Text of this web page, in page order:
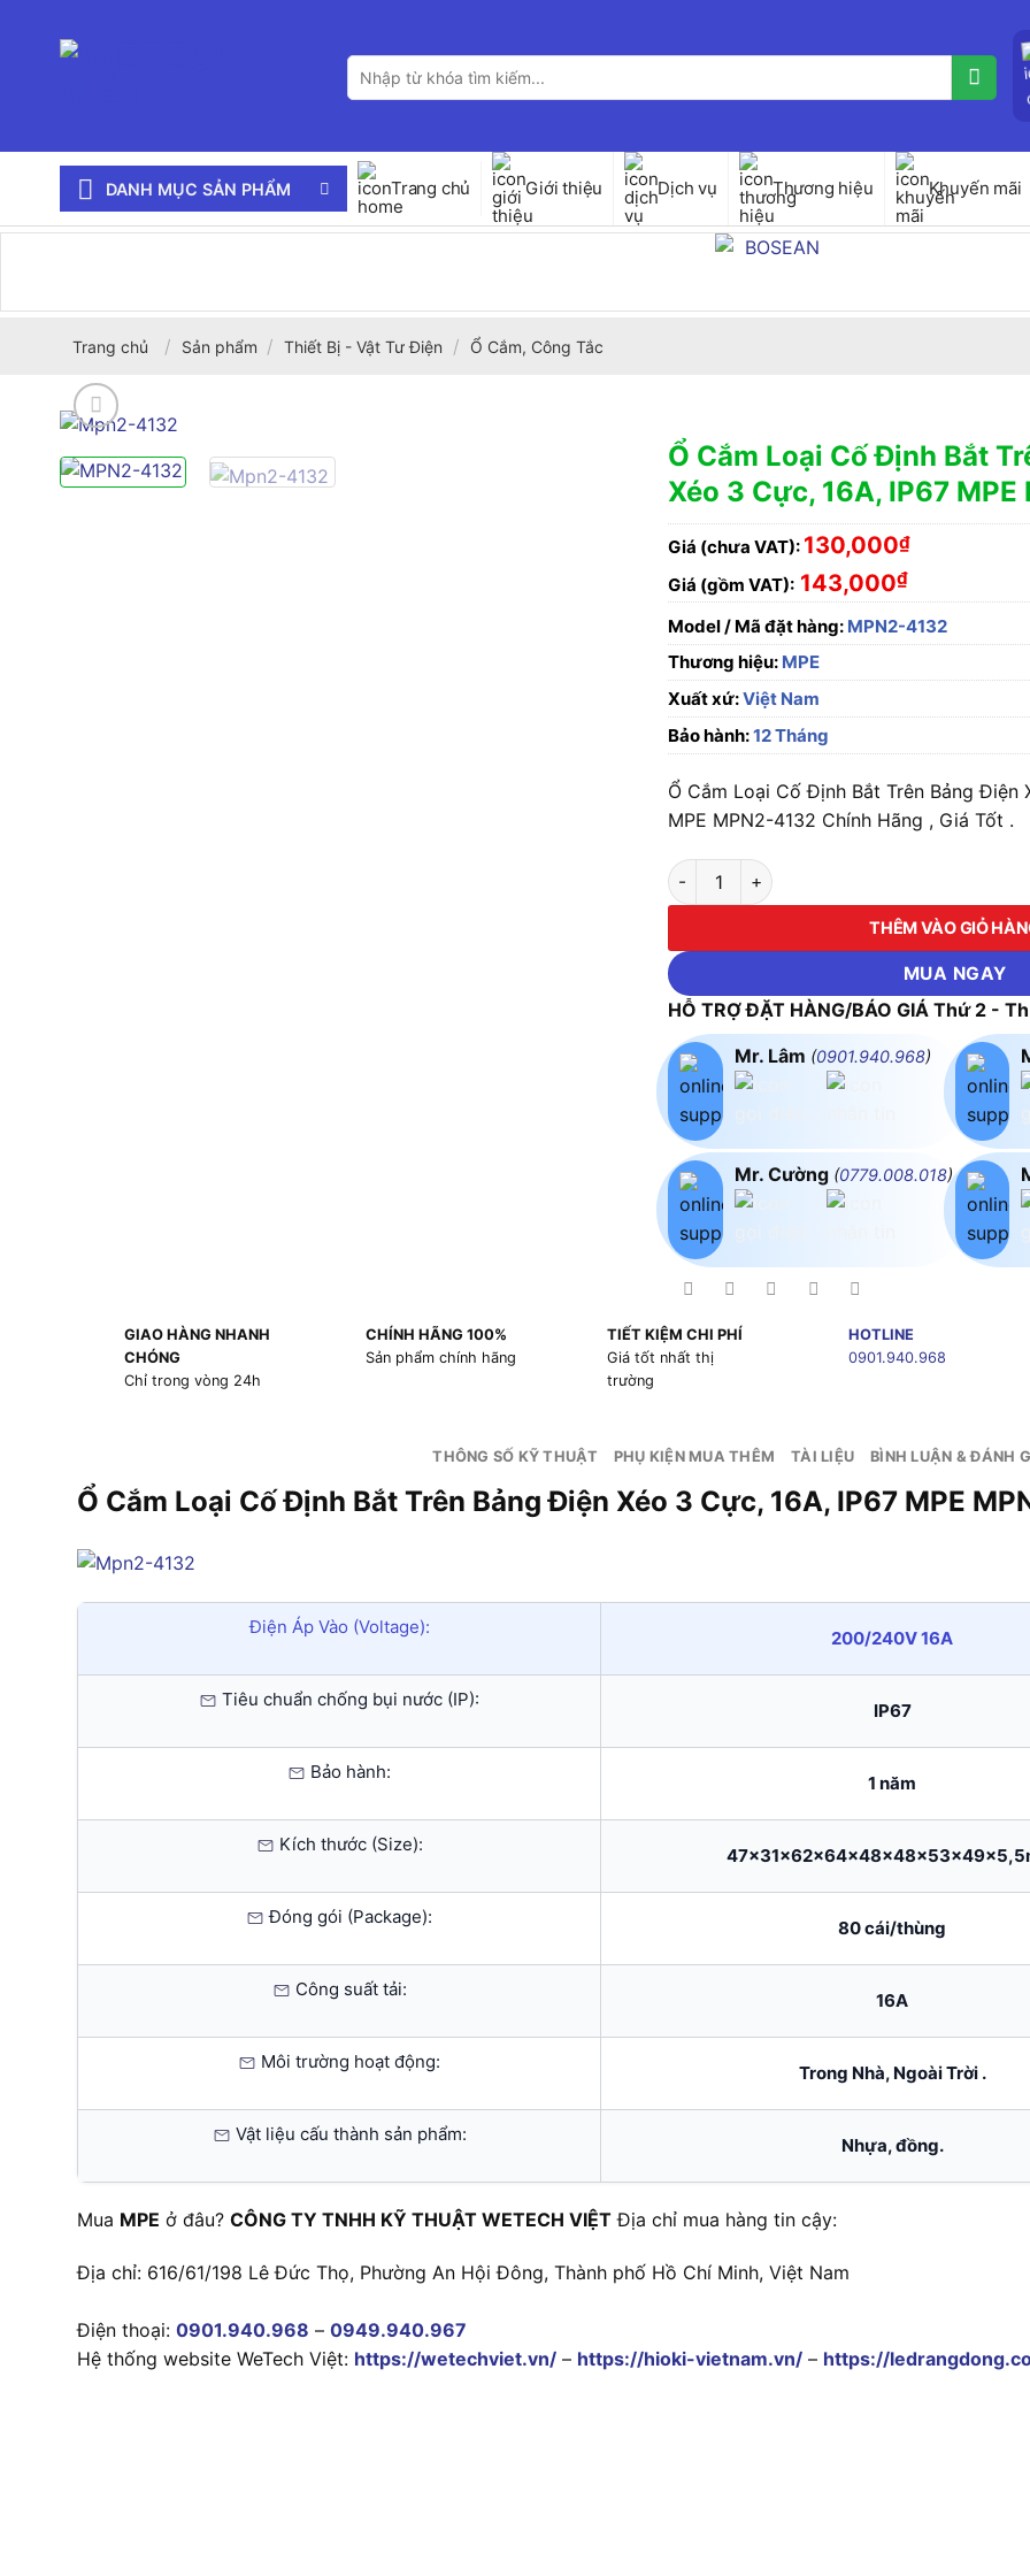
Tìm
kiếm:
DANH MỤC SẢN PHẨM Trang chủ Giới thiệu Dịch vụ Thương hiệu Khuyến mãi
Trang chủ / Sản phẩm / Thiết Bị - Vật Tư Điện / Ổ Cắm, Công Tắc
Ổ Cắm Loại Cố Định Bắt
Xéo 3 Cực, 16A, IP67
Giá (chưa VAT): 130,000₫
Giá (gồm VAT): 143,000₫
Model / Mã đặt hàng: MPN2-4132
Thương hiệu: MPE
Xuất xứ:Việt Nam
Bảo hành:12 Tháng
Ổ Cắm Loại Cố Định Bắt Trên Bảng Điện
MPE MPN2-4132 Chính Hãng , Giá Tốt .
Ổ Cắm Loại Cố Định Bắt Trên Bảng Điện Xéo
THÊM VÀO GIỎ
MUA NGAY
HỖ TRỢ ĐẶT HÀNG/BÁO GIÁ Thứ 2 -
Mr. Lâm (0901.940.968)
Mr. Cường (0779.008.018)
GIAO HÀNG NHANH
CHÓNG
Chỉ trong vòng 24h
CHÍNH HÃNG 100%
Sản phẩm chính hãng
TIẾT KIỆM CHI PHÍ
Giá tốt nhất thị
trường
HOTLINE
0901.940.968
THÔNG SỐ KỸ THUẬT PHỤ KIỆN MUA THÊM TÀI LIỆU BÌNH LUẬN & ĐÁNH
Ổ Cắm Loại Cố Định Bắt Trên Bảng Điện Xéo 3 Cực, 16A, IP67
Điện Áp Vào (Voltage):
200/240V 16A
Tiêu chuẩn chống bụi nước (IP):
IP67
Bảo hành:
1 năm
Kích thước (Size):
Đóng gói (Package):
80 cái/thùng
Công suất tải:
16A
Môi trường hoạt động:
Trong Nhà, Ngoài Trời .
Vật liệu cấu thành sản phẩm:
Nhựa, đồng.
Mua MPE ở đâu? CÔNG TY TNHH KỸ THUẬT WETECH VIỆT Địa chỉ mua hàng tin cậy:
Địa chỉ: 616/61/198 Lê Đức Thọ, Phường An Hội Đông, Thành phố Hồ Chí Minh, Việt Nam
Điện thoại: 0901.940.968 – 0949.940.967
Hệ thống website WeTech Việt: https://wetechviet.vn/ – https://hioki-vietnam.vn/ – https://